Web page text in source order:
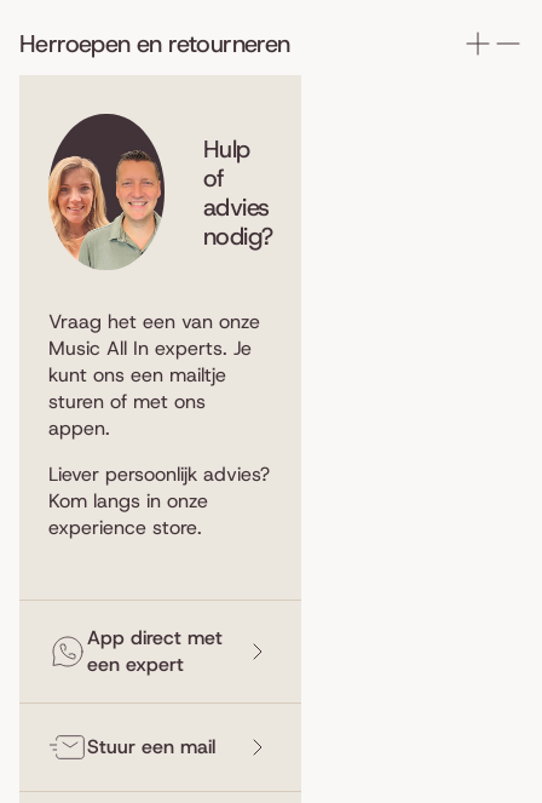
Herroepen en retourneren
Hulp
of
advies
nodig?
Vraag het een van onze
Music All In experts. Je
kunt ons een mailtje
sturen of met ons
appen.
Liever persoonlijk advies?
Kom langs in onze
experience store.
App direct met
een expert
Stuur een mail